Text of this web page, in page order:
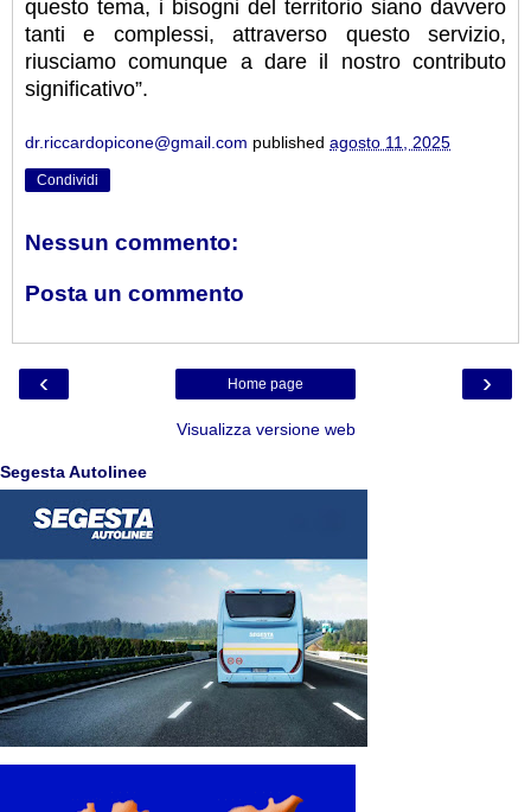
questo tema, i bisogni del territorio siano davvero
tanti e complessi, attraverso questo servizio,
riusciamo comunque a dare il nostro contributo
significativo”.
dr.riccardopicone@gmail.com published agosto 11, 2025
Condividi
Nessun commento:
Posta un commento
‹ ›
Home page
Visualizza versione web
Segesta Autolinee